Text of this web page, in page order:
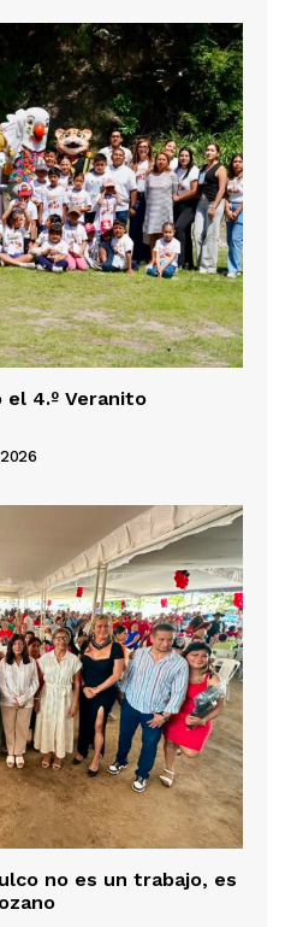
el 4.º Veranito
no es un trabajo, es